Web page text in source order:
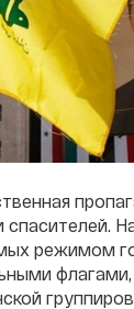
спасителей.
режимом